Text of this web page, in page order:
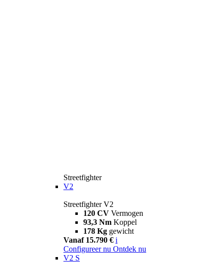
Streetfighter
V2
Streetfighter V2
120 CV Vermogen
93,3 Nm Koppel
178 Kg gewicht
Vanaf 15.790 € i
Configureer nu Ontdek nu
V2 S